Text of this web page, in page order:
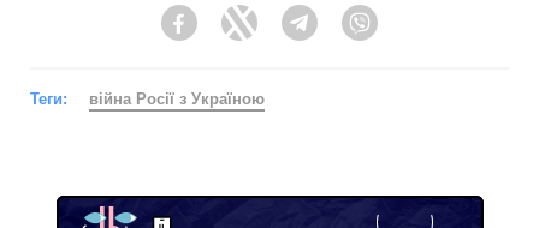
FacebookTwitter Telegram
Теги: війна Росії з Україною